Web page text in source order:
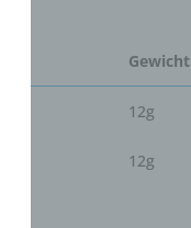
Gewicht
12g
12g